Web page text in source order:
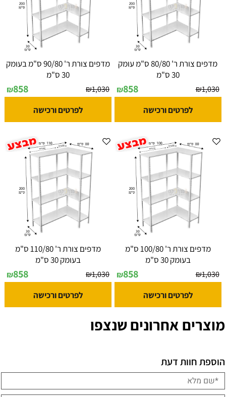
מדפים צורת ר' 80/80 ס"מ עומק
30 ס"מ
₪1,030
₪858
לפרטים ורכישה
מדפים צורת ר' 90/80 ס"מ בעומק
30 ס"מ
₪1,030
₪858
לפרטים ורכישה
מדפים צורת ר' 100/80 ס"מ
בעומק 30 ס"מ
₪1,030
₪858
לפרטים ורכישה
מדפים צורת ר' 110/80 ס"מ
בעומק 30 ס"מ
₪1,030
₪858
לפרטים ורכישה
מוצרים אחרונים שנצפו
הוספת חוות דעת